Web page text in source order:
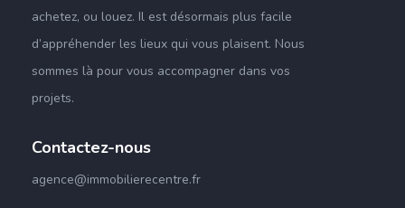
achetez, ou louez. Il est désormais plus facile
d’appréhender les lieux qui vous plaisent. Nous
sommes là pour vous accompagner dans vos
projets.
Contactez-nous
agence@immobilierecentre.fr